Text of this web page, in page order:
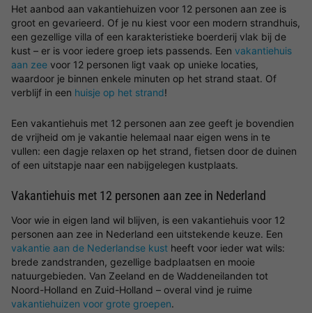
Het aanbod aan vakantiehuizen voor 12 personen aan zee is
groot en gevarieerd. Of je nu kiest voor een modern strandhuis,
een gezellige villa of een karakteristieke boerderij vlak bij de
kust – er is voor iedere groep iets passends. Een vakantiehuis
aan zee voor 12 personen ligt vaak op unieke locaties,
waardoor je binnen enkele minuten op het strand staat. Of
verblijf in een huisje op het strand!
Een vakantiehuis met 12 personen aan zee geeft je bovendien
de vrijheid om je vakantie helemaal naar eigen wens in te
vullen: een dagje relaxen op het strand, fietsen door de duinen
of een uitstapje naar een nabijgelegen kustplaats.
Vakantiehuis met 12 personen aan zee in Nederland
Voor wie in eigen land wil blijven, is een vakantiehuis voor 12
personen aan zee in Nederland een uitstekende keuze. Een
vakantie aan de Nederlandse kust heeft voor ieder wat wils:
brede zandstranden, gezellige badplaatsen en mooie
natuurgebieden. Van Zeeland en de Waddeneilanden tot
Noord-Holland en Zuid-Holland – overal vind je ruime
vakantiehuizen voor grote groepen.